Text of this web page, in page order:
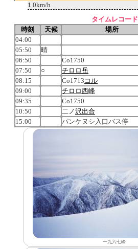
1.0km/h
タイムレコード
時刻
天候 場所
04:00
05:50
晴
06:50
Co1750
07:50
○
チロロ岳
08:15
Co1713 コル
09:00
チロロ西峰
09:35
Co1750
10:50
二ノ沢出合
15:00
パンケヌシ入口バス停
一九六七峰